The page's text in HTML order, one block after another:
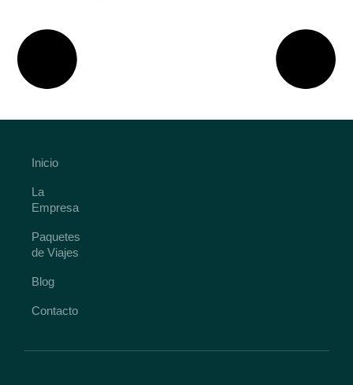
Inicio
La
Empresa
Paquetes
de Viajes
Blog
Contacto